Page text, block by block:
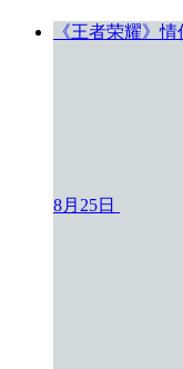
《王者荣耀》
8月25日